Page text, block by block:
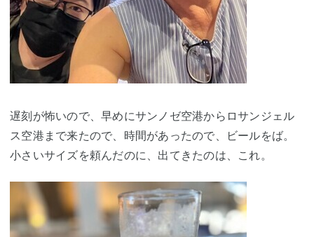
遅刻が怖いので、早めにサンノゼ空港からロサンジェル
ス空港まで来たので、時間があったので、ビールをば。
小さいサイズを頼んだのに、出てきたのは、これ。